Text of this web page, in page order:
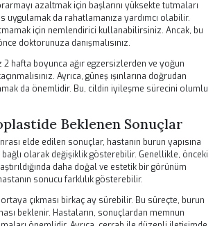
bireysel farklılıklara bağlı olarak değişir.
sonrası iyileşme süreci birkaç hafta
birkaç ay içinde ortaya çıkar. Bu süreçte,
kontroller yaparak durumu takip etmeniz
Bakım ve Dikkat
bakım, başarılı bir iyileşme için kritik
bölgesine zarar vermemek için dikkatli
burun bölgesini temiz tutmak ve doktorunuzun
önemlidir. Bu, enfeksiyon riskini azaltır.
azaltmak için başlarını yüksekte
uygulamak da rahatlamanıza yardımcı
için nemlendirici kullanabilirsiniz.